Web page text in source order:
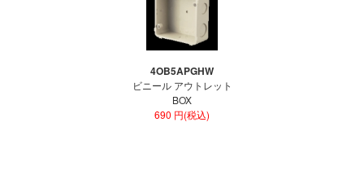
4OB5APGHW
ビニール アウトレット
BOX
690 円(税込)